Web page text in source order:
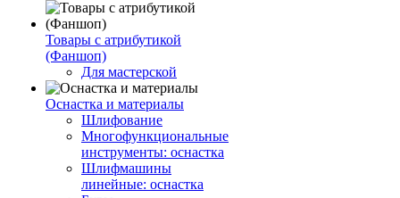
Товары с атрибутикой
(Фаншоп)
Для мастерской
Оснастка и материалы
Шлифование
Многофункциональные
инструменты: оснастка
Шлифмашины
линейные: оснастка